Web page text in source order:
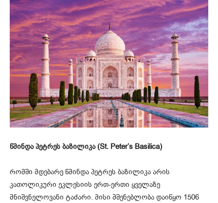
წმინდა პეტრეს ბაზილიკა (St. Peter’s Basilica)
რომში მდებარე წმინდა პეტრეს ბაზილიკა არის
კათოლიკური ეკლესიის ერთ-ერთი ყველაზე
მნიშვნელოვანი ტაძარი. მისი მშენებლობა დაიწყო 1506